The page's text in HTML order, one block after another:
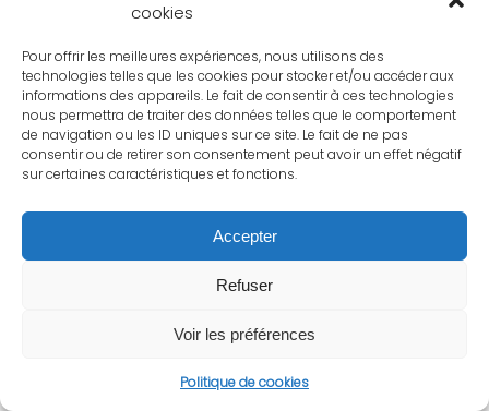
cookies
Pour offrir les meilleures expériences, nous utilisons des
technologies telles que les cookies pour stocker et/ou accéder aux
informations des appareils. Le fait de consentir à ces technologies
nous permettra de traiter des données telles que le comportement
de navigation ou les ID uniques sur ce site. Le fait de ne pas
consentir ou de retirer son consentement peut avoir un effet négatif
sur certaines caractéristiques et fonctions.
Accepter
Refuser
Voir les préférences
Politique de cookies